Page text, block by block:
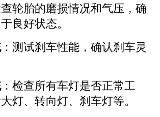
轮胎的磨损情况和气压，确
良好状态。
：测试刹车性能，确认刹车灵
：检查所有车灯是否正常工
灯、转向灯、刹车灯等。